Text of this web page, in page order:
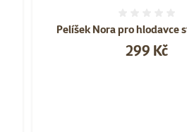
Pelíšek Nora pro hlodavce
Cena
299 Kč